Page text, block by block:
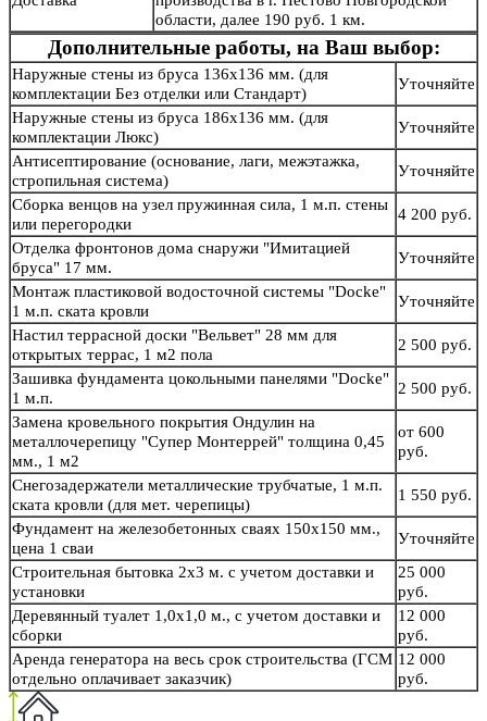
области, далее 190 руб. 1 км.
Дополнительные работы, на Ваш выбор:
Наружные стены из бруса 136х136 мм. (для
комплектации Без отделки или Стандарт)
Уточняйте
Наружные стены из бруса 186х136 мм. (для
комплектации Люкс)
Уточняйте
Антисептирование (основание, лаги, межэтажка,
стропильная система)
Уточняйте
Сборка венцов на узел пружинная сила, 1 м.п. стены
или перегородки
4 200 руб.
Отделка фронтонов дома снаружи "Имитацией
бруса" 17 мм.
Уточняйте
Монтаж пластиковой водосточной системы "Docke"
1 м.п. ската кровли
Уточняйте
Настил террасной доски "Вельвет" 28 мм для
открытых террас, 1 м2 пола
2 500 руб.
Зашивка фундамента цокольными панелями "Docke"
1 м.п.
2 500 руб.
Замена кровельного покрытия Ондулин на
металлочерепицу "Супер Монтеррей" толщина 0,45
мм., 1 м2
от 600
руб.
Снегозадержатели металлические трубчатые, 1 м.п.
ската кровли (для мет. черепицы)
1 550 руб.
Фундамент на железобетонных сваях 150х150 мм.,
цена 1 сваи
Уточняйте
Строительная бытовка 2х3 м. с учетом доставки и
установки
25 000
руб.
Деревянный туалет 1,0х1,0 м., с учетом доставки и
сборки
12 000
руб.
Аренда генератора на весь срок строительства (ГСМ
отдельно оплачивает заказчик)
12 000
руб.